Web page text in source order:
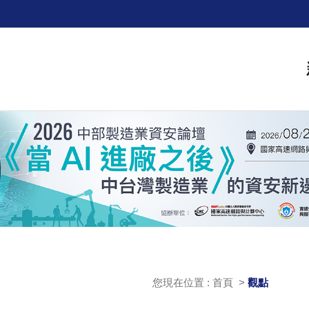
您現在位置 : 首頁 > 觀點